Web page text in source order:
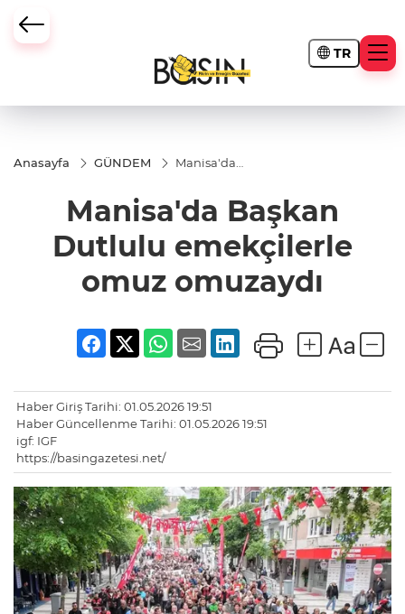
TR
Anasayfa GÜNDEM
Manisa'da
emekçilerle
omuz
Manisa'da Başkan
Dutlulu emekçilerle
omuz omuzaydı
Haber Giriş Tarihi: 01.05.2026 19:51
Haber Güncellenme Tarihi: 01.05.2026 19:51
igf: IGF
https://basingazetesi.net/